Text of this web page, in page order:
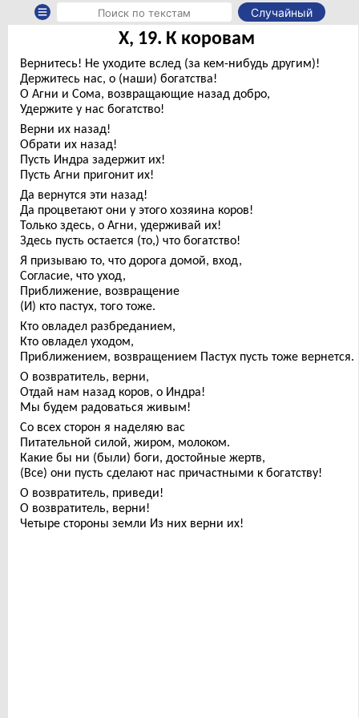
Случайный
X, 19. К коровам
Вернитесь! Не уходите вслед (за кем-нибудь другим)!
Держитесь нас, о (наши) богатства!
О Агни и Сома, возвращающие назад добро,
Удержите у нас богатство!
Верни их назад!
Обрати их назад!
Пусть Индра задержит их!
Пусть Агни пригонит их!
Да вернутся эти назад!
Да процветают они у этого хозяина коров!
Только здесь, о Агни, удерживай их!
Здесь пусть остается (то,) что богатство!
Я призываю то, что дорога домой, вход,
Согласие, что уход,
Приближение, возвращение
(И) кто пастух, того тоже.
Кто овладел разбреданием,
Кто овладел уходом,
Приближением, возвращением Пастух пусть тоже вернется.
О возвратитель, верни,
Отдай нам назад коров, о Индра!
Мы будем радоваться живым!
Со всех сторон я наделяю вас
Питательной силой, жиром, молоком.
Какие бы ни (были) боги, достойные жертв,
(Все) они пусть сделают нас причастными к богатству!
О возвратитель, приведи!
О возвратитель, верни!
Четыре стороны земли Из них верни их!